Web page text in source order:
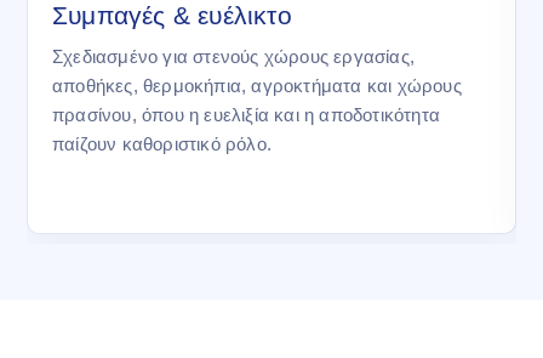
Συμπαγές & ευέλικτο
Σχεδιασμένο για στενούς χώρους εργασίας,
αποθήκες, θερμοκήπια, αγροκτήματα και χώρους
πρασίνου, όπου η ευελιξία και η αποδοτικότητα
παίζουν καθοριστικό ρόλο.